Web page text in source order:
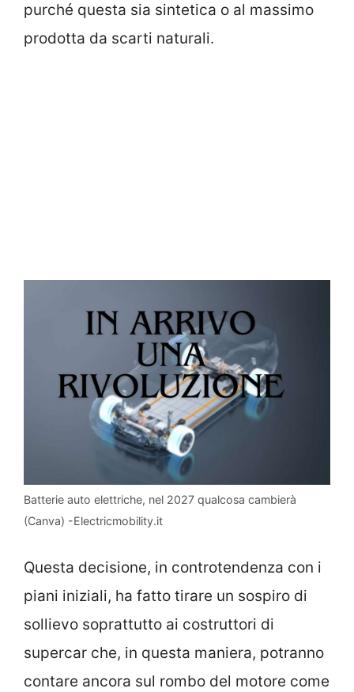
purché questa sia sintetica o al massimo
prodotta da scarti naturali.
Batterie auto elettriche, nel 2027 qualcosa cambierà
(Canva) -Electricmobility.it
Questa decisione, in controtendenza con i
piani iniziali, ha fatto tirare un sospiro di
sollievo soprattutto ai costruttori di
supercar che, in questa maniera, potranno
contare ancora sul rombo del motore come